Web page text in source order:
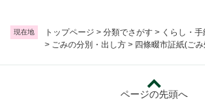
現在地 トップページ > 分類でさがす > くらし・手
> ごみの分別・出し方 > 四條畷市証紙(ご
ページの先頭へ